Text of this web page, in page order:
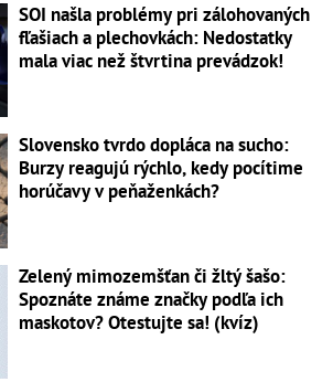
SOI našla problémy pri zálohovaných
fľašiach a plechovkách: Nedostatky
mala viac než štvrtina prevádzok!
Slovensko tvrdo dopláca na sucho:
Burzy reagujú rýchlo, kedy pocítime
horúčavy v peňaženkách?
Zelený mimozemšťan či žltý šašo:
Spoznáte známe značky podľa ich
maskotov? Otestujte sa! (kvíz)